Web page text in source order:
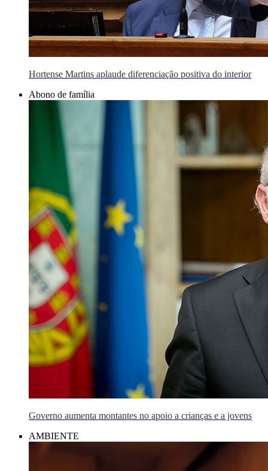
Hortense Martins aplaude diferenciação positiva do interior
Abono de família
Governo aumenta montantes no apoio a crianças e a jovens
AMBIENTE